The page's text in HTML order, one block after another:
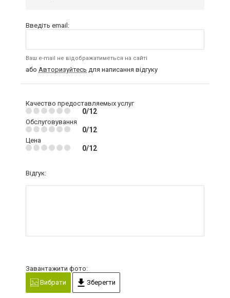
Введіть email:
Ваш e-mail не відображатиметься на сайті
або Авторизуйтесь для написання відгуку
Качество предоставляемых услуг
0/12
Обслуговування
0/12
Цена
0/12
Відгук:
Завантажити фото:
Вибрати
Зберегти